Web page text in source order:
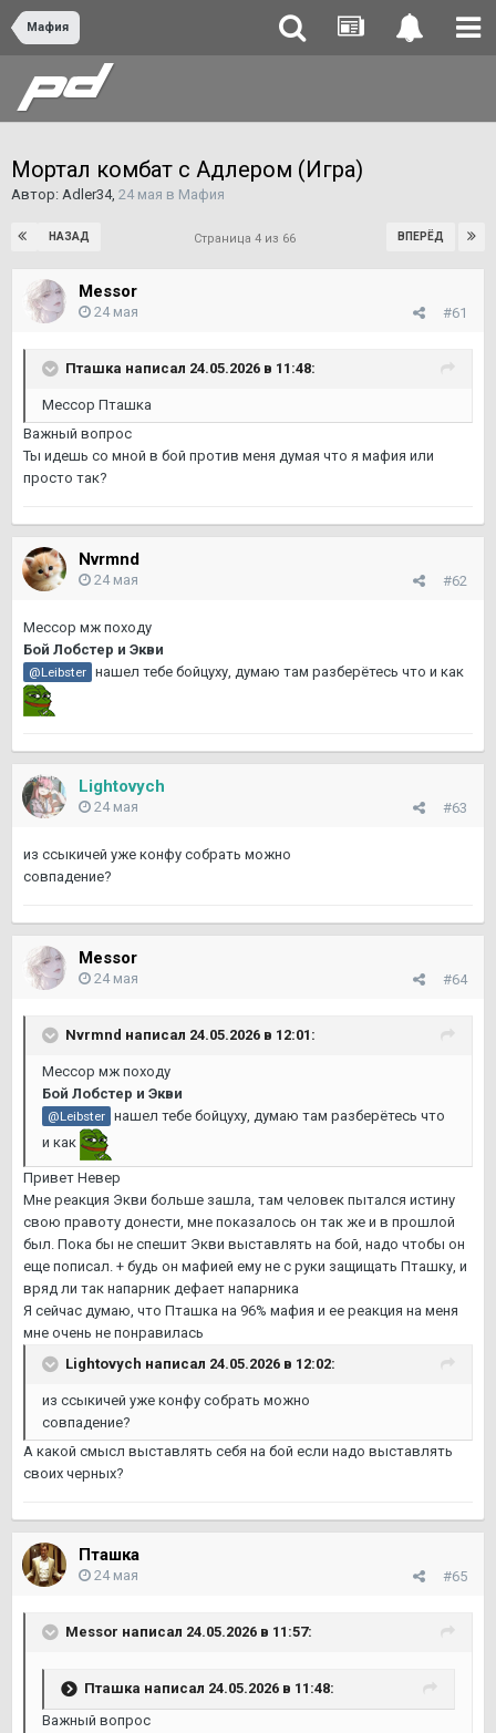
Мафия
Мортал комбат с Адлером (Игра)
Автор: Adler34, 24 мая в Мафия
НАЗАД ВПЕРЁД
Страница 4 из 66
Messor
#61
24 мая
Пташка написал 24.05.2026 в 11:48:
Мессор Пташка
Важный вопрос
Ты идешь со мной в бой против меня думая что я мафия или
просто так?
Nvrmnd
#62
24 мая
Мессор мж походу
Бой Лобстер и Экви
@Leibster нашел тебе бойцуху, думаю там разберётесь что и как
Lightovych
#63
24 мая
из ссыкичей уже конфу собрать можно
совпадение?
Messor
#64
24 мая
Nvrmnd написал 24.05.2026 в 12:01:
Мессор мж походу
Бой Лобстер и Экви
@Leibster нашел тебе бойцуху, думаю там разберётесь что
и как
Привет Невер
Мне реакция Экви больше зашла, там человек пытался истину
свою правоту донести, мне показалось он так же и в прошлой
был. Пока бы не спешит Экви выставлять на бой, надо чтобы он
еще пописал. + будь он мафией ему не с руки защищать Пташку, и
вряд ли так напарник дефает напарника
Я сейчас думаю, что Пташка на 96% мафия и ее реакция на меня
мне очень не понравилась
Lightovych написал 24.05.2026 в 12:02:
из ссыкичей уже конфу собрать можно
совпадение?
А какой смысл выставлять себя на бой если надо выставлять
своих черных?
Пташка
#65
24 мая
Messor написал 24.05.2026 в 11:57:
Пташка написал 24.05.2026 в 11:48:
Важный вопрос